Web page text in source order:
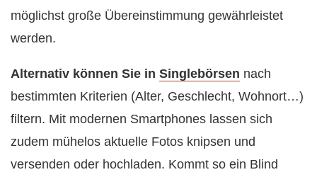
möglichst große Übereinstimmung gewährleistet
werden.
Alternativ können Sie in Singlebörsen nach
bestimmten Kriterien (Alter, Geschlecht, Wohnort…)
filtern. Mit modernen Smartphones lassen sich
zudem mühelos aktuelle Fotos knipsen und
versenden oder hochladen. Kommt so ein Blind